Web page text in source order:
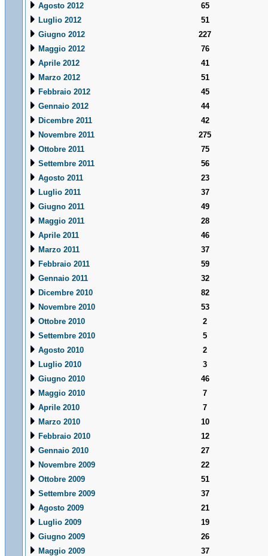
Agosto 2012
65
Luglio 2012
51
Giugno 2012
227
Maggio 2012
76
Aprile 2012
41
Marzo 2012
51
Febbraio 2012
45
Gennaio 2012
44
Dicembre 2011
42
Novembre 2011
275
Ottobre 2011
75
Settembre 2011
56
Agosto 2011
23
Luglio 2011
37
Giugno 2011
49
Maggio 2011
28
Aprile 2011
46
Marzo 2011
37
Febbraio 2011
59
Gennaio 2011
32
Dicembre 2010
82
Novembre 2010
53
Ottobre 2010
2
Settembre 2010
5
Agosto 2010
2
Luglio 2010
3
Giugno 2010
46
Maggio 2010
7
Aprile 2010
7
Marzo 2010
10
Febbraio 2010
12
Gennaio 2010
27
Novembre 2009
22
Ottobre 2009
51
Settembre 2009
37
Agosto 2009
21
Luglio 2009
19
Giugno 2009
26
Maggio 2009
37